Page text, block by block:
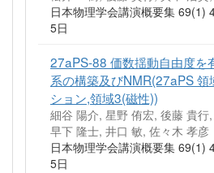
日本物理学会講演概要集 69(1)
5日
27aPS-88 価数揺動自由度を
系の構築及びNMR(27aPS 領
ション,領域3(磁性))
細谷 陽介, 星野 侑宏, 後藤 貴行
早下 隆士, 井口 敏, 佐々木 孝彦
日本物理学会講演概要集 69(1)
5日